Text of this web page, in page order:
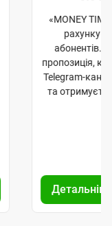
«MONEY
рахунку
абонентів.
пропозиція,
Telegram-
та